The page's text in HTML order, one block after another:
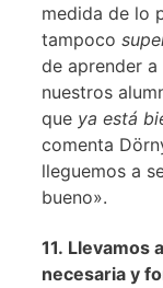
medida de lo
tampoco
de aprender
nuestros
que ya está
comenta
lleguemos a
bueno».
11. Llevamos
necesaria y